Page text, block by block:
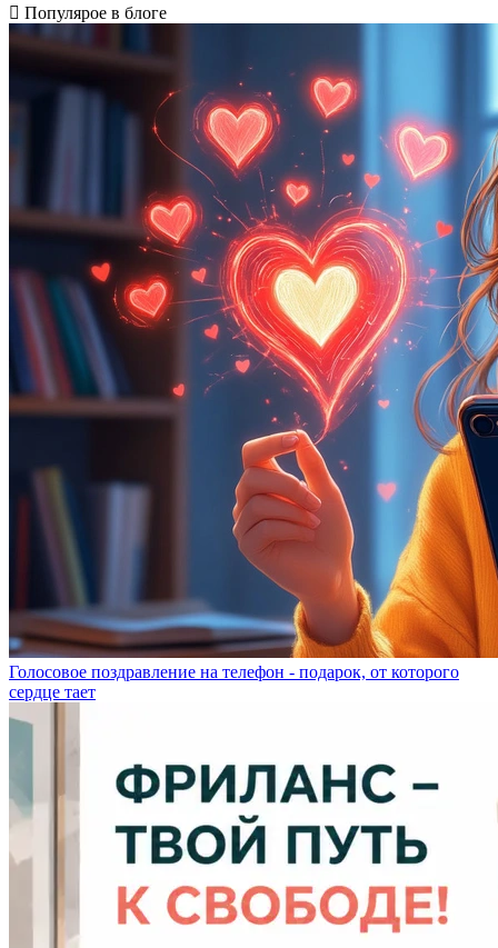
Популярое в блоге
Голосовое поздравление на телефон - подарок, от которого
сердце тает